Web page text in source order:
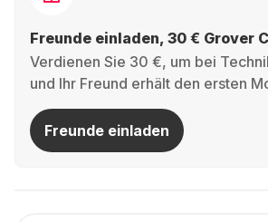
Freunde einladen, 30 € Grover
Verdienen Sie 30 €, um bei
und Ihr Freund erhält den ersten
Freunde einladen